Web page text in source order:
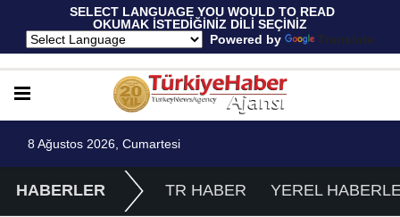
SELECT LANGUAGE YOU WOULD TO READ
OKUMAK İSTEDİĞİNİZ DİLİ SEÇİNİZ
Powered by
Translate
8 Ağustos 2026, Cumartesi
HABERLER TR HABER YEREL